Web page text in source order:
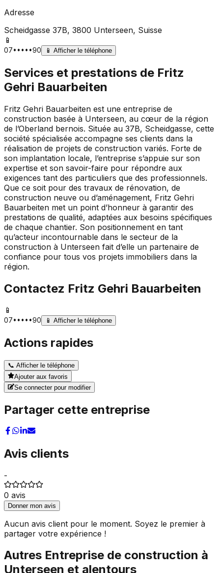
Adresse
Scheidgasse 37B, 3800 Unterseen, Suisse
📱
07•••••90 📱 Afficher le téléphone
Services et prestations de Fritz
Gehri Bauarbeiten
Fritz Gehri Bauarbeiten est une entreprise de
construction basée à Unterseen, au cœur de la région
de l’Oberland bernois. Située au 37B, Scheidgasse, cette
société spécialisée accompagne ses clients dans la
réalisation de projets de construction variés. Forte de
son implantation locale, l’entreprise s’appuie sur son
expertise et son savoir-faire pour répondre aux
exigences tant des particuliers que des professionnels.
Que ce soit pour des travaux de rénovation, de
construction neuve ou d’aménagement, Fritz Gehri
Bauarbeiten met un point d’honneur à garantir des
prestations de qualité, adaptées aux besoins spécifiques
de chaque chantier. Son positionnement en tant
qu’acteur incontournable dans le secteur de la
construction à Unterseen fait d’elle un partenaire de
confiance pour tous vos projets immobiliers dans la
région.
Contactez Fritz Gehri Bauarbeiten
📱
07•••••90 📱 Afficher le téléphone
Actions rapides
📞 Afficher le téléphone
Ajouter aux favoris
Se connecter pour modifier
Partager cette entreprise
Avis clients
-
0 avis
Donner mon avis
Aucun avis client pour le moment. Soyez le premier à
partager votre expérience !
Autres Entreprise de construction à
Unterseen et alentours